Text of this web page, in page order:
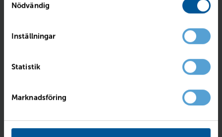
Nödvändig
Inställningar
Statistik
Marknadsföring
Vad täcker försäkringen?